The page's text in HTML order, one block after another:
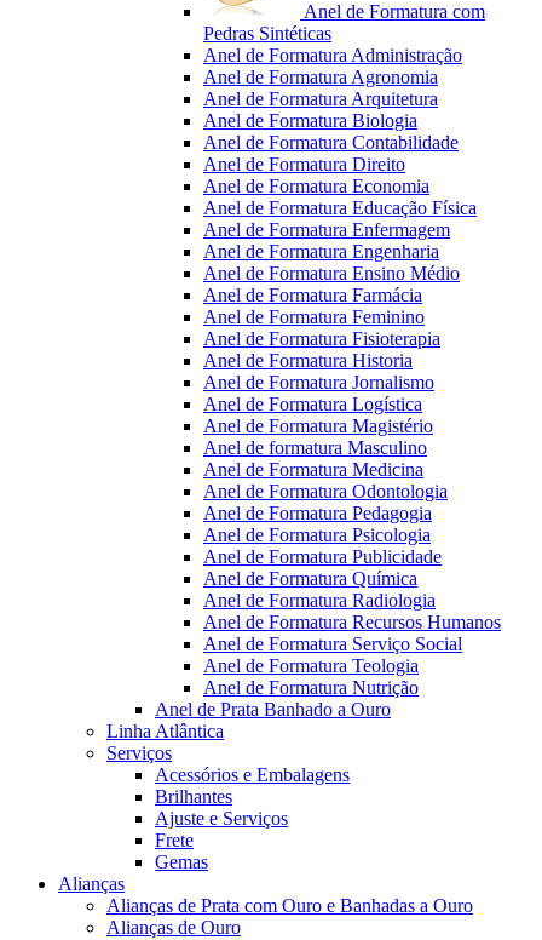
Anel de Formatura com
Pedras Sintéticas
Anel de Formatura Administração
Anel de Formatura Agronomia
Anel de Formatura Arquitetura
Anel de Formatura Biologia
Anel de Formatura Contabilidade
Anel de Formatura Direito
Anel de Formatura Economia
Anel de Formatura Educação Física
Anel de Formatura Enfermagem
Anel de Formatura Engenharia
Anel de Formatura Ensino Médio
Anel de Formatura Farmácia
Anel de Formatura Feminino
Anel de Formatura Fisioterapia
Anel de Formatura Historia
Anel de Formatura Jornalismo
Anel de Formatura Logística
Anel de Formatura Magistério
Anel de formatura Masculino
Anel de Formatura Medicina
Anel de Formatura Odontologia
Anel de Formatura Pedagogia
Anel de Formatura Psicologia
Anel de Formatura Publicidade
Anel de Formatura Química
Anel de Formatura Radiologia
Anel de Formatura Recursos Humanos
Anel de Formatura Serviço Social
Anel de Formatura Teologia
Anel de Formatura Nutrição
Anel de Prata Banhado a Ouro
Linha Atlântica
Serviços
Acessórios e Embalagens
Brilhantes
Ajuste e Serviços
Frete
Gemas
Alianças
Alianças de Prata com Ouro e Banhadas a Ouro
Alianças de Ouro